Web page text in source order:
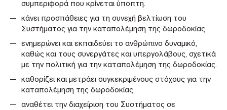
συμπεριφορά που κρίνεται ύποπτη.
κάνει προσπάθειες για τη συνεχή βελτίωση του
Συστήματος για την καταπολέμηση της δωροδοκίας.
ενημερώνει και εκπαιδεύει το ανθρώπινο δυναμικό,
καθώς και τους συνεργάτες και υπεργολάβους, σχετικά
με την πολιτική για την καταπολέμηση της δωροδοκίας.
καθορίζει και μετράει συγκεκριμένους στόχους για την
καταπολέμηση της δωροδοκίας
αναθέτει την διαχείριση του Συστήματος σε